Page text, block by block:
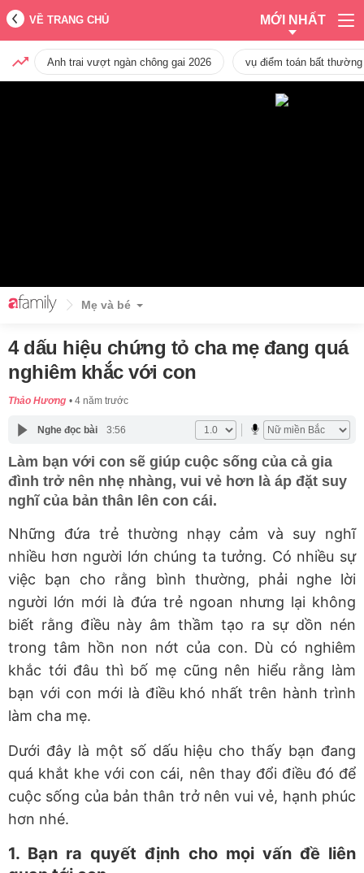
VỀ TRANG CHỦ MỚI NHẤT
Anh trai vượt ngàn chông gai 2026 vụ điểm toán bất
Mẹ và bé
4 dấu hiệu chứng tỏ cha mẹ đang quá
nghiêm khắc với con
Thảo Hương 4 năm trước
Nghe đọc bài 3:56
Làm bạn với con sẽ giúp cuộc sống của cả gia
đình trở nên nhẹ nhàng, vui vẻ hơn là áp đặt suy
nghĩ của bản thân lên con cái.
Những đứa trẻ thường nhạy cảm và suy nghĩ
nhiều hơn người lớn chúng ta tưởng. Có nhiều sự
việc bạn cho rằng bình thường, phải nghe lời
người lớn mới là đứa trẻ ngoan nhưng lại không
biết rằng điều này âm thầm tạo ra sự dồn nén
trong tâm hồn non nớt của con. Dù có nghiêm
khắc tới đâu thì bố mẹ cũng nên hiểu rằng làm
bạn với con mới là điều khó nhất trên hành trình
làm cha mẹ.
Dưới đây là một số dấu hiệu cho thấy bạn đang
quá khắt khe với con cái, nên thay đổi điều đó để
cuộc sống của bản thân trở nên vui vẻ, hạnh phúc
hơn nhé.
1. Bạn ra quyết định cho mọi vấn đề liên